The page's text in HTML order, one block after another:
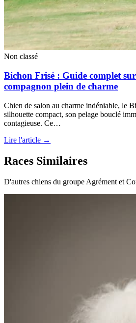
Non classé
Bichon Frisé : Guide complet
compagnon plein de charme
Chien de salon au charme indéniable, le
silhouette compact, son pelage bouclé
contagieuse. Ce…
Lire l'article →
Races Similaires
D'autres chiens du groupe Agrément et